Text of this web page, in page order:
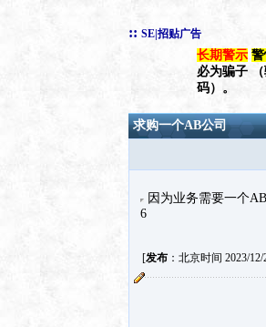
:: SE|招贴广告
长期警示
必为骗子
码）。
求购一个AB公司
因为业务需要一个
6
[发布：北京时间 2023/12/